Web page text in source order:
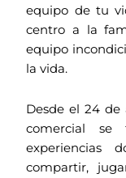
equipo de tu
centro a la
equipo
la vida.
Desde el 24 de
comercial se
experiencias
compartir,